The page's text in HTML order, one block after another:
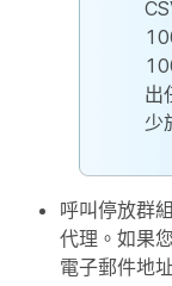
出
少
呼叫停放群
代理。如果
電子郵件地